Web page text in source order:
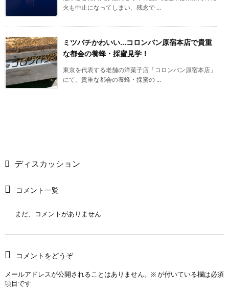
火も中止になってしまい、残念で ...
ミツバチかわいい…コロンバン原宿本店で貴重
な都会の養蜂・採蜜見学！
東京を代表する老舗の洋菓子店「コロンバン原宿本店」
にて、貴重な都会の養蜂・採蜜の ...
ディスカッション
コメント一覧
まだ、コメントがありません
コメントをどうぞ
メールアドレスが公開されることはありません。 ※が付いている欄は必須
項目です